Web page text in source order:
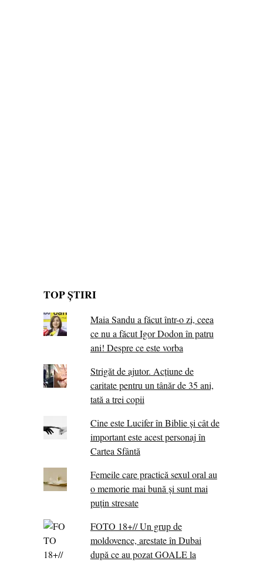
TOP ȘTIRI
Maia Sandu a făcut într-o zi, ceea
ce nu a făcut Igor Dodon în patru
ani! Despre ce este vorba
Strigăt de ajutor. Acțiune de
caritate pentru un tânăr de 35 ani,
tată a trei copii
Cine este Lucifer în Biblie și cât de
important este acest personaj în
Cartea Sfântă
Femeile care practică sexul oral au
o memorie mai bună și sunt mai
puțin stresate
FOTO 18+// Un grup de
moldovence, arestate în Dubai
după ce au pozat GOALE la